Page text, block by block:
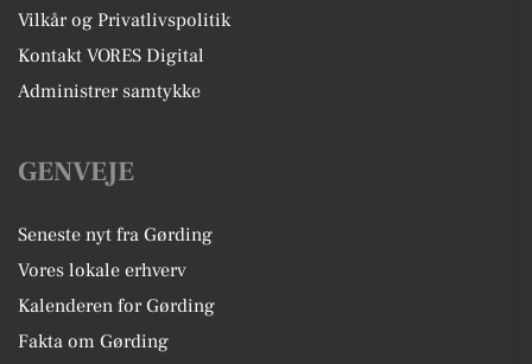
Vilkår og Privatlivspolitik
Kontakt VORES Digital
Administrer samtykke
GENVEJE
Seneste nyt fra Gørding
Vores lokale erhverv
Kalenderen for Gørding
Fakta om Gørding